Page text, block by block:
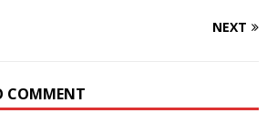
NEXT
COMMENT